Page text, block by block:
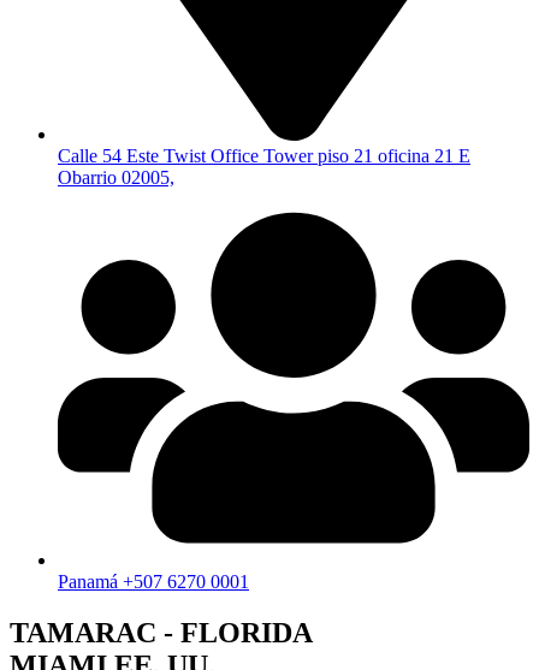
Calle 54 Este Twist Office Tower piso 21 oficina 21 E
Obarrio 02005,
Panamá +507 6270 0001
TAMARAC - FLORIDA